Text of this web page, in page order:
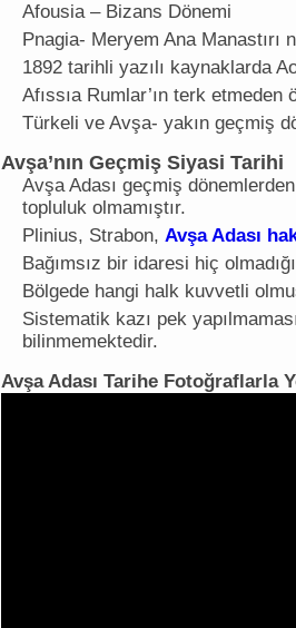
Afousia – Bizans Dönemi
Pnagia- Meryem Ana Manastırı
1892 tarihli yazılı kaynaklarda
Afıssıa Rumlar’ın terk etmeden
Türkeli ve Avşa- yakın geçmiş
Avşa’nın Geçmiş Siyasi Tarihi
Avşa Adası geçmiş
topluluk olmamıştır.
Plinius, Strabon, Avşa Adası
Bağımsız bir idaresi hiç
Bölgede hangi halk kuvvetli
Sistematik kazı pek
bilinmemektedir.
Avşa Adası Tarihe Fotoğraflarla